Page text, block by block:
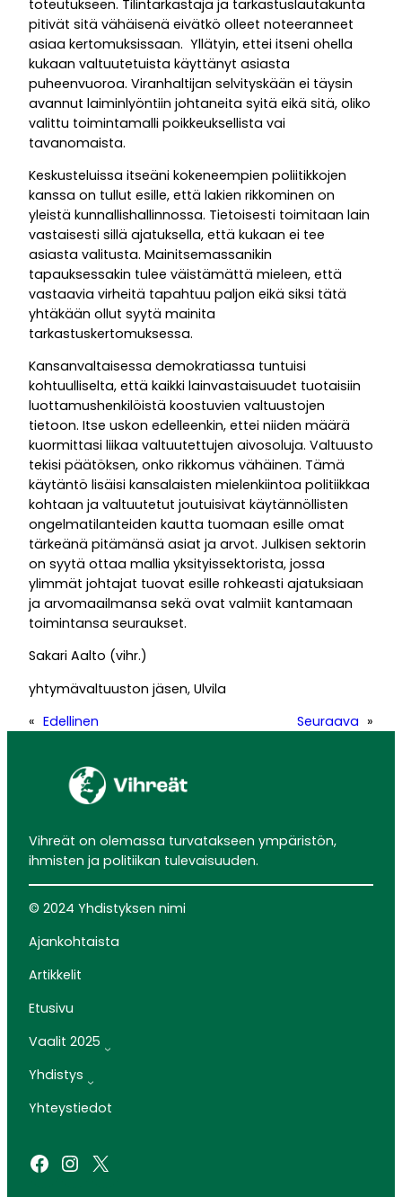
toteutukseen. Tilintarkastaja ja tarkastuslautakunta
pitivät sitä vähäisenä eivätkö olleet noteeranneet
asiaa kertomuksissaan. Yllätyin, ettei itseni ohella
kukaan valtuutetuista käyttänyt asiasta
puheenvuoroa. Viranhaltijan selvityskään ei täysin
avannut laiminlyöntiin johtaneita syitä eikä sitä, oliko
valittu toimintamalli poikkeuksellista vai
tavanomaista.
Keskusteluissa itseäni kokeneempien poliitikkojen
kanssa on tullut esille, että lakien rikkominen on
yleistä kunnallishallinnossa. Tietoisesti toimitaan lain
vastaisesti sillä ajatuksella, että kukaan ei tee
asiasta valitusta. Mainitsemassanikin
tapauksessakin tulee väistämättä mieleen, että
vastaavia virheitä tapahtuu paljon eikä siksi tätä
yhtäkään ollut syytä mainita
tarkastuskertomuksessa.
Kansanvaltaisessa demokratiassa tuntuisi
kohtuulliselta, että kaikki lainvastaisuudet tuotaisiin
luottamushenkilöistä koostuvien valtuustojen
tietoon. Itse uskon edelleenkin, ettei niiden määrä
kuormittasi liikaa valtuutettujen aivosoluja. Valtuusto
tekisi päätöksen, onko rikkomus vähäinen. Tämä
käytäntö lisäisi kansalaisten mielenkiintoa politiikkaa
kohtaan ja valtuutetut joutuisivat käytännöllisten
ongelmatilanteiden kautta tuomaan esille omat
tärkeänä pitämänsä asiat ja arvot. Julkisen sektorin
on syytä ottaa mallia yksityissektorista, jossa
ylimmät johtajat tuovat esille rohkeasti ajatuksiaan
ja arvomaailmansa sekä ovat valmiit kantamaan
toimintansa seuraukset.
Sakari Aalto (vihr.)
yhtymävaltuuston jäsen, Ulvila
« Edellinen Seuraava »
Vihreät on olemassa turvatakseen ympäristön,
ihmisten ja politiikan tulevaisuuden.
© 2024 Yhdistyksen nimi
Ajankohtaista
Artikkelit
Etusivu
Vaalit 2025
Yhdistys
Yhteystiedot
Facebook Instagram X